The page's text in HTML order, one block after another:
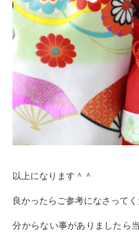
以上になります＾＾
良かったらご参考になさってく
分からない事がありましたら